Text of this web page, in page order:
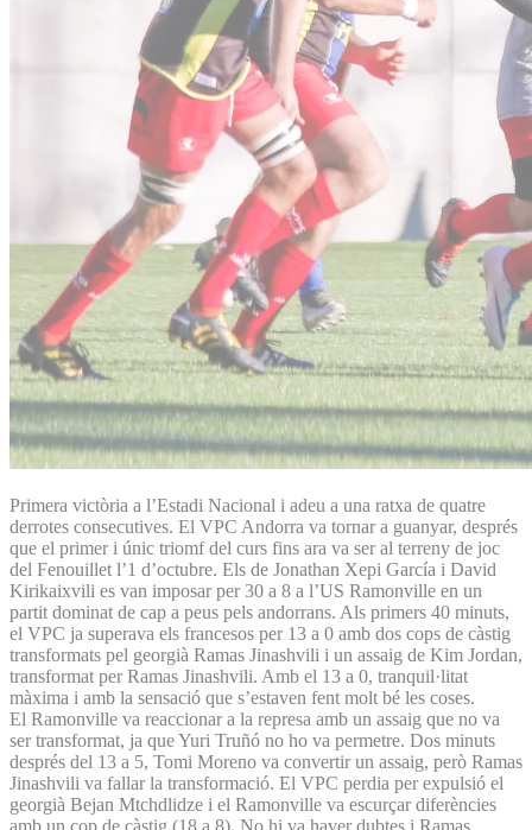
Primera victòria a l’Estadi Nacional i adeu a una ratxa de quatre
derrotes consecutives. El VPC Andorra va tornar a guanyar, després
que el primer i únic triomf del curs fins ara va ser al terreny de joc
del Fenouillet l’1 d’octubre. Els de Jonathan Xepi García i David
Kirikaixvili es van imposar per 30 a 8 a l’US Ramonville en un
partit dominat de cap a peus pels andorrans. Als primers 40 minuts,
el VPC ja superava els francesos per 13 a 0 amb dos cops de càstig
transformats pel georgià Ramas Jinashvili i un assaig de Kim Jordan,
transformat per Ramas Jinashvili. Amb el 13 a 0, tranquil·litat
màxima i amb la sensació que s’estaven fent molt bé les coses.
El Ramonville va reaccionar a la represa amb un assaig que no va
ser transformat, ja que Yuri Truñó no ho va permetre. Dos minuts
després del 13 a 5, Tomi Moreno va convertir un assaig, però Ramas
Jinashvili va fallar la transformació. El VPC perdia per expulsió el
georgià Bejan Mtchdlidze i el Ramonville va escurçar diferències
amb un cop de càstig (18 a 8). No hi va haver dubtes i Ramas